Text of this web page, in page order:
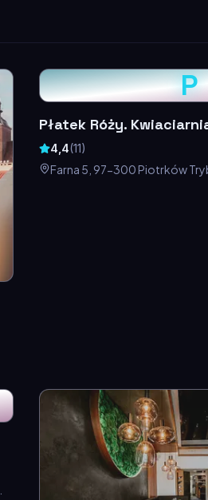
P
Płatek Róży.
4,4(11)
Farna 5, 97-300 Piotrków